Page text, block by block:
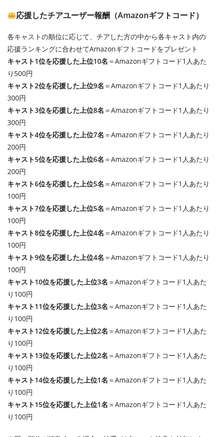
応援したチアユーザー報酬（Amazonギフトコード）
各キャストの順位に応じて、チアした方の中から各キャスト内の
応援ランキングに合わせてAmazonギフトコードをプレゼント
キャスト1位を応援した上位10名 ＝Amazonギフトコード1人あた
り500円
キャスト2位を応援した上位9名 ＝Amazonギフトコード1人あたり
300円
キャスト3位を応援した上位8名 ＝Amazonギフトコード1人あたり
300円
キャスト4位を応援した上位7名 ＝Amazonギフトコード1人あたり
200円
キャスト5位を応援した上位6名 ＝Amazonギフトコード1人あたり
200円
キャスト6位を応援した上位5名 ＝Amazonギフトコード1人あたり
100円
キャスト7位を応援した上位5名 ＝Amazonギフトコード1人あたり
100円
キャスト8位を応援した上位4名 ＝Amazonギフトコード1人あたり
100円
キャスト9位を応援した上位4名 ＝Amazonギフトコード1人あたり
100円
キャスト10位を応援した上位3名 ＝Amazonギフトコード1人あた
り100円
キャスト11位を応援した上位3名 ＝Amazonギフトコード1人あた
り100円
キャスト12位を応援した上位2名 ＝Amazonギフトコード1人あた
り100円
キャスト13位を応援した上位2名 ＝Amazonギフトコード1人あた
り100円
キャスト14位を応援した上位1名 ＝Amazonギフトコード1人あた
り100円
キャスト15位を応援した上位1名 ＝Amazonギフトコード1人あた
り100円